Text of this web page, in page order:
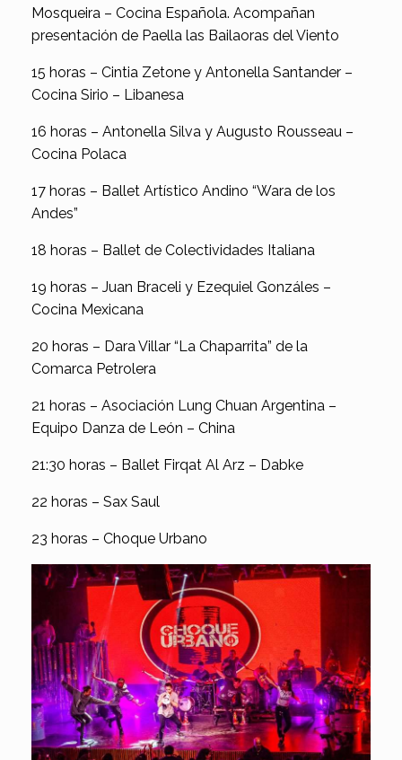
Mosqueira – Cocina Española. Acompañan
presentación de Paella las Bailaoras del Viento
15 horas – Cintia Zetone y Antonella Santander –
Cocina Sirio – Libanesa
16 horas – Antonella Silva y Augusto Rousseau –
Cocina Polaca
17 horas – Ballet Artístico Andino “Wara de los
Andes”
18 horas – Ballet de Colectividades Italiana
19 horas – Juan Braceli y Ezequiel Gonzáles –
Cocina Mexicana
20 horas – Dara Villar “La Chaparrita” de la
Comarca Petrolera
21 horas – Asociación Lung Chuan Argentina –
Equipo Danza de León – China
21:30 horas – Ballet Firqat Al Arz – Dabke
22 horas – Sax Saul
23 horas – Choque Urbano